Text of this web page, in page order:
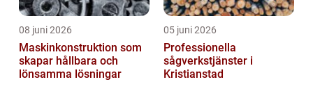
08 juni 2026
Maskinkonstruktion som
skapar hållbara och
lönsamma lösningar
05 juni 2026
Professionella
sågverkstjänster i
Kristianstad